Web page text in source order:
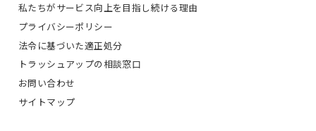
私たちがサービス向上を目指し続ける理由
プライバシーポリシー
法令に基づいた適正処分
トラッシュアップの相談窓口
お問い合わせ
サイトマップ